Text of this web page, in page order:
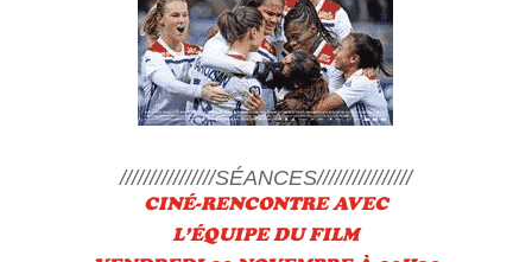
////////////////SÉANCES////////////////
CINÉ-RENCONTRE AVEC
L’ÉQUIPE DU FILM